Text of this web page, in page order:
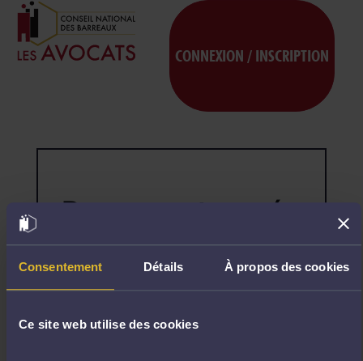
Consentement Détails À propos des cookies
Ce site web utilise des cookies
CONNEXION / INSCRIPTION
Page non trouvée
la
page
pas.